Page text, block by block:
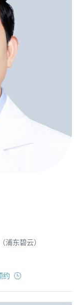
东碧云）
约